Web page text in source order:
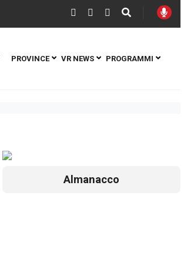
PROVINCE VR NEWS PROGRAMMI
Almanacco